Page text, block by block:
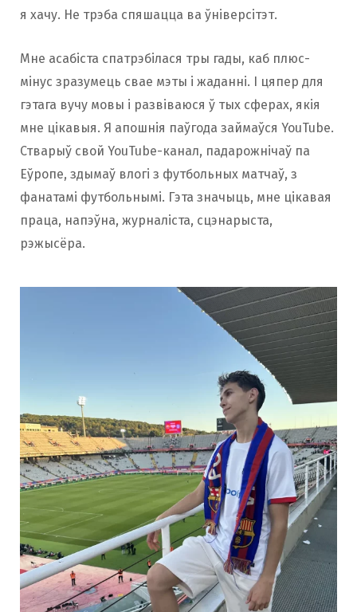
я хачу. Не трэба спяшацца ва ўніверсітэт.
Мне асабіста спатрэбілася тры гады, каб плюс-
мінус зразумець свае мэты і жаданні. І цяпер для
гэтага вучу мовы і развіваюся ў тых сферах, якія
мне цікавыя. Я апошнія паўгода займаўся YouTube.
Стварыў свой YouTube-канал, падарожнічаў па
Еўропе, здымаў влогі з футбольных матчаў, з
фанатамі футбольнымі. Гэта значыць, мне цікавая
праца, напэўна, журналіста, сцэнарыста,
рэжысёра.